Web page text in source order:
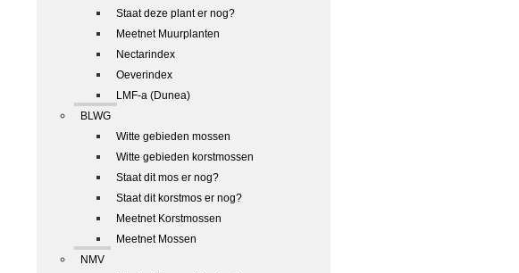
Staat deze plant er nog?
Meetnet Muurplanten
Nectarindex
Oeverindex
LMF-a (Dunea)
BLWG
Witte gebieden mossen
Witte gebieden korstmossen
Staat dit mos er nog?
Staat dit korstmos er nog?
Meetnet Korstmossen
Meetnet Mossen
NMV